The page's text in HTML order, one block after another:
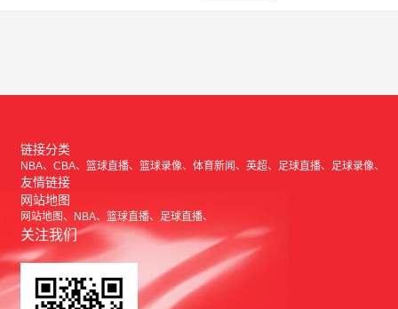
链接分类
NBA CBA 篮球直播 篮球录像 体育新闻 英超 足球直播 足球录像
友情链接
网站地图
网站地图 NBA 篮球直播 足球直播
关注我们